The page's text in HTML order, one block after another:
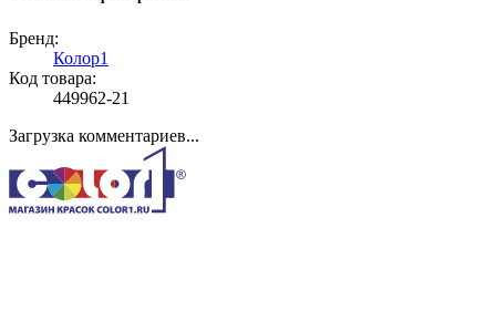
Бренд:
Колор1
Код товара:
449962-21
Загрузка комментариев...